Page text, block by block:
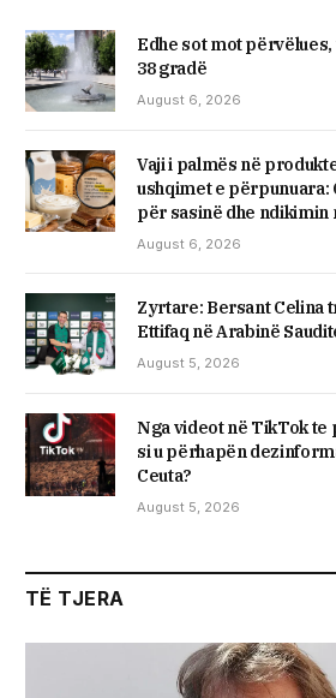
Edhe sot mot
38 gradë
August 6, 2026
Vaji i palmës në
ushqimet e përpunuara:
për sasinë dhe ndikimin
August 6, 2026
Zyrtare: Bersant Celina
Ettifaq në Arabinë
August 5, 2026
Nga videot në TikTok
si u përhapën
Ceuta?
August 5, 2026
TË TJERA